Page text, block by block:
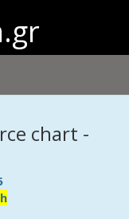
chart -